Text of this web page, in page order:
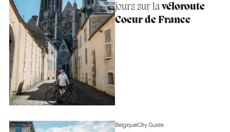
jours sur lavéloroute
Coeur de France
BelgiqueCity Guide